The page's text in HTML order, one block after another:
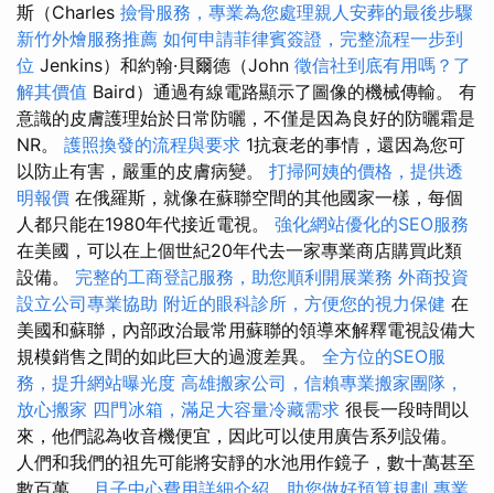
斯（Charles 撿骨服務，專業為您處理親人安葬的最後步驟
新竹外燴服務推薦 如何申請菲律賓簽證，完整流程一步到
位 Jenkins）和約翰·貝爾德（John 徵信社到底有用嗎？了
解其價值 Baird）通過有線電路顯示了圖像的機械傳輸。 有
意識的皮膚護理始於日常防曬，不僅是因為良好的防曬霜是
NR。 護照換發的流程與要求 1抗衰老的事情，還因為您可
以防止有害，嚴重的皮膚病變。 打掃阿姨的價格，提供透
明報價 在俄羅斯，就像在蘇聯空間的其他國家一樣，每個
人都只能在1980年代接近電視。 強化網站優化的SEO服務
在美國，可以在上個世紀20年代去一家專業商店購買此類
設備。 完整的工商登記服務，助您順利開展業務 外商投資
設立公司專業協助 附近的眼科診所，方便您的視力保健 在
美國和蘇聯，內部政治最常用蘇聯的領導來解釋電視設備大
規模銷售之間的如​​此巨大的過渡差異。 全方位的SEO服
務，提升網站曝光度 高雄搬家公司，信賴專業搬家團隊，
放心搬家 四門冰箱，滿足大容量冷藏需求 很長一段時間以
來，他們認為收音機便宜，因此可以使用廣告系列設備。
人們和我們的祖先可能將安靜的水池用作鏡子，數十萬甚至
數百萬。 月子中心費用詳細介紹，助您做好預算規劃 專業